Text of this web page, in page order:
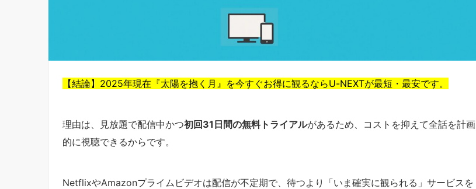
【結論】2025年現在『太陽を抱く月』を今すぐお得に観るならU-NEXTが最短・最安です。
理由は、見放題で配信中かつ初回31日間の無料トライアルがあるため、コストを抑えて全話を計画
的に視聴できるからです。
NetflixやAmazonプライムビデオは配信が不定期で、待つより「いま確実に観られる」サービスを